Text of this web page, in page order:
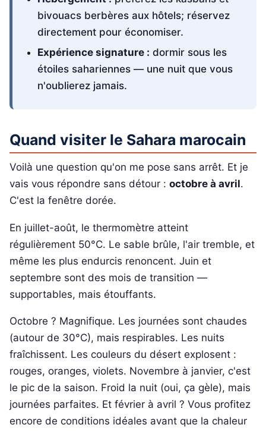
bivouacs berbères aux hôtels; réservez
directement pour économiser.
Expérience signature : dormir sous les
étoiles sahariennes — une nuit que vous
n'oublierez jamais.
Quand visiter le Sahara marocain
Voilà une question qu'on me pose sans arrêt. Et je
vais vous répondre sans détour : octobre à avril.
C'est la fenêtre dorée.
En juillet-août, le thermomètre atteint
régulièrement 50°C. Le sable brûle, l'air tremble, et
même les plus endurcis renoncent. Juin et
septembre sont des mois de transition —
supportables, mais étouffants.
Octobre ? Magnifique. Les journées sont chaudes
(autour de 30°C), mais respirables. Les nuits
fraîchissent. Les couleurs du désert explosent :
rouges, oranges, violets. Novembre à janvier, c'est
le pic de la saison. Froid la nuit (oui, ça gèle), mais
journées parfaites. Et février à avril ? Vous profitez
encore de conditions idéales avant que la chaleur